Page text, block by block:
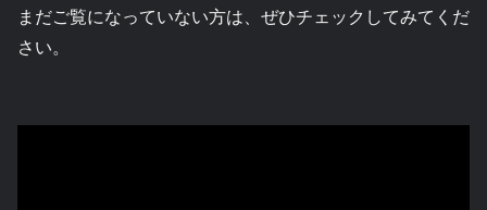
まだご覧になっていない方は、ぜひチェックしてみてくだ
さい。